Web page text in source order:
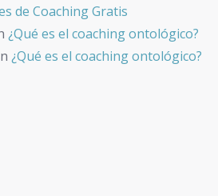
de Coaching Gratis
¿Qué es el coaching ontológico?
¿Qué es el coaching ontológico?